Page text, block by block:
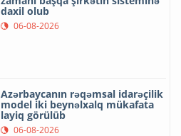
daxil olub
06-08-2026
Azərbaycanın rəqəmsal idarəçilik
model iki beynəlxalq mükafata
layiq görülüb
06-08-2026